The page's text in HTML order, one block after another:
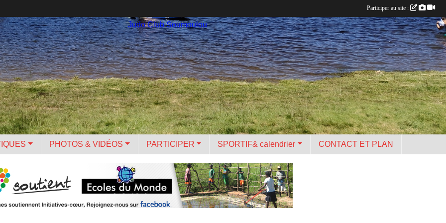
Judo Club Soumoulou
PHOTOS & VIDÉOS PARTICIPER SPORTIF& calendrier CONTACT ET PLAN
Participer au site :